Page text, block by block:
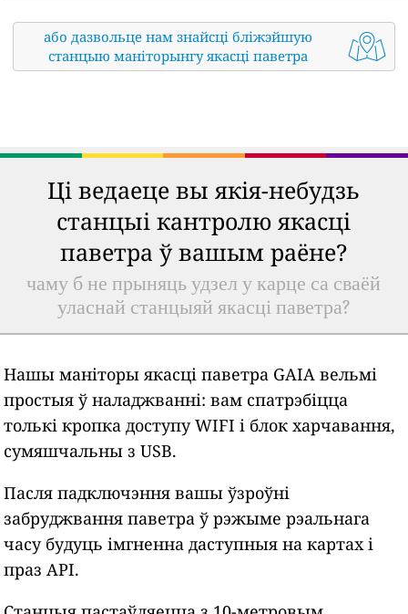
або дазвольце нам знайсці бліжэйшую
станцыю маніторынгу якасці паветра
Ці ведаеце вы якія-небудзь
станцыі кантролю якасці
паветра ў вашым раёне?
чаму б не прыняць удзел у карце са сваёй
уласнай станцыяй якасці паветра?
Нашы маніторы якасці паветра GAIA вельмі
простыя ў наладжванні: вам спатрэбіцца
толькі кропка доступу WIFI і блок харчавання,
сумяшчальны з USB.
Пасля падключэння вашы ўзроўні
забруджвання паветра ў рэжыме рэальнага
часу будуць імгненна даступныя на картах і
праз API.